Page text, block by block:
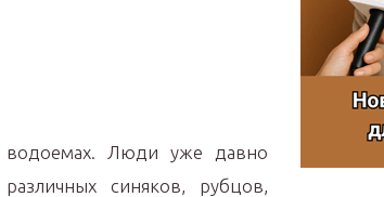
водоемах. Люди уже давно
синяков, рубцов,